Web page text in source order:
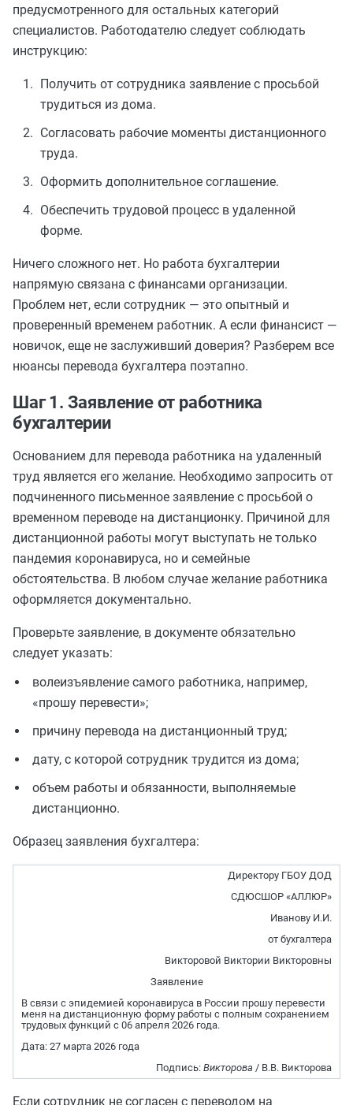
предусмотренного для остальных категорий
специалистов. Работодателю следует соблюдать
инструкцию:
Получить от сотрудника заявление с просьбой
трудиться из дома.
Согласовать рабочие моменты дистанционного
труда.
Оформить дополнительное соглашение.
Обеспечить трудовой процесс в удаленной
форме.
Ничего сложного нет. Но работа бухгалтерии
напрямую связана с финансами организации.
Проблем нет, если сотрудник — это опытный и
проверенный временем работник. А если финансист —
новичок, еще не заслуживший доверия? Разберем все
нюансы перевода бухгалтера поэтапно.
Шаг 1. Заявление от работника
бухгалтерии
Основанием для перевода работника на удаленный
труд является его желание. Необходимо запросить от
подчиненного письменное заявление с просьбой о
временном переводе на дистанционку. Причиной для
дистанционной работы могут выступать не только
пандемия коронавируса, но и семейные
обстоятельства. В любом случае желание работника
оформляется документально.
Проверьте заявление, в документе обязательно
следует указать:
волеизъявление самого работника, например,
«прошу перевести»;
причину перевода на дистанционный труд;
дату, с которой сотрудник трудится из дома;
объем работы и обязанности, выполняемые
дистанционно.
Образец заявления бухгалтера:
Директору ГБОУ ДОД
СДЮСШОР «АЛЛЮР»
Иванову И.И.
от бухгалтера
Викторовой Виктории Викторовны
Заявление
В связи с эпидемией коронавируса в России прошу перевести
меня на дистанционную форму работы с полным сохранением
трудовых функций с 06 апреля 2026 года.
Дата: 27 марта 2026 года
Подпись: Викторова / В.В. Викторова
Если сотрудник не согласен с переводом на